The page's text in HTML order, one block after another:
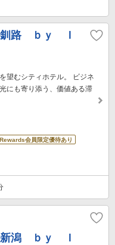
釧路 ｂｙ Ｉ
望むシティホテル。 ビジネ
にも寄り添う、価値ある滞
会員限定優待あり
新潟 ｂｙ Ｉ